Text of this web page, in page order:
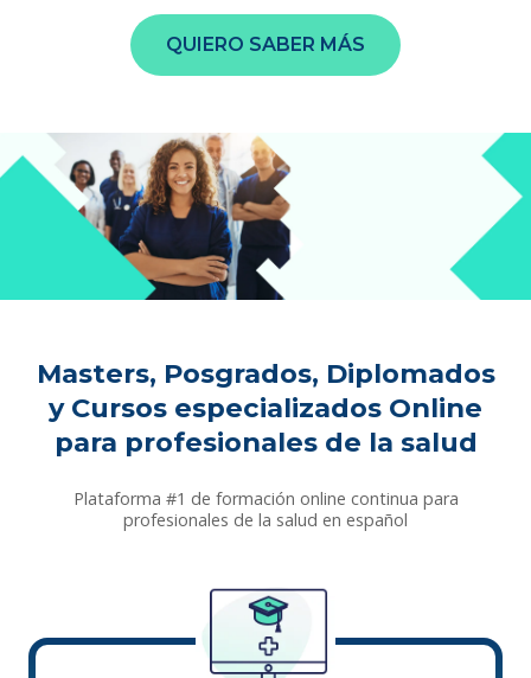
QUIERO SABER MÁS
Masters, Posgrados, Diplomados
y Cursos especializados Online
para profesionales de la salud
Plataforma #1 de formación online continua para
profesionales de la salud en español